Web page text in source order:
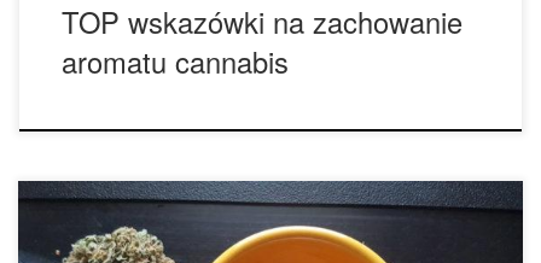
TOP wskazówki na zachowanie
aromatu cannabis